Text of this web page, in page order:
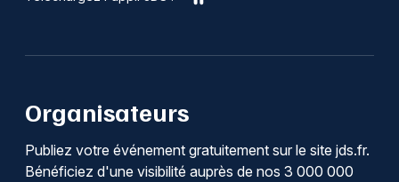
Organisateurs
Publiez votre événement gratuitement sur le site jds.fr.
Bénéficiez d'une visibilité auprès de nos 3 000 000